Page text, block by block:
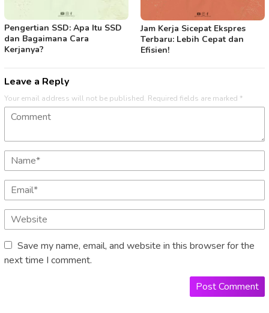
Pengertian SSD: Apa Itu SSD
dan Bagaimana Cara
Kerjanya?
Jam Kerja Sicepat Ekspres
Terbaru: Lebih Cepat dan
Efisien!
Leave a Reply
Your email address will not be published. Required fields are marked *
Save my name, email, and website in this browser for the
next time I comment.